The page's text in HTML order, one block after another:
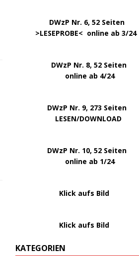
DWzP Nr. 6, 52 Seiten
>LESEPROBE< online ab 3/24
DWzP Nr. 8, 52 Seiten
online ab 4/24
DWzP Nr. 9, 273 Seiten
LESEN/DOWNLOAD
DWzP Nr. 10, 52 Seiten
online ab 1/24
Klick aufs Bild
Klick aufs Bild
KATEGORIEN